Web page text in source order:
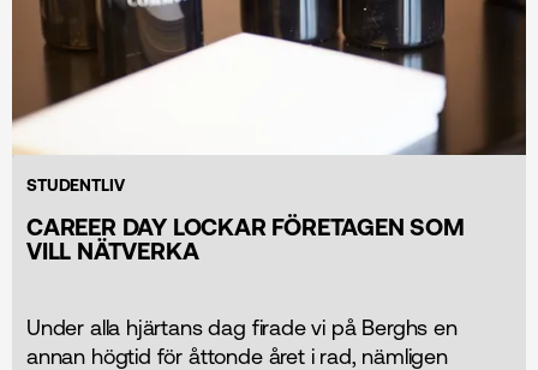
STUDENTLIV
CAREER DAY LOCKAR FÖRETAGEN SOM
VILL NÄTVERKA
Under alla hjärtans dag firade vi på Berghs en
annan högtid för åttonde året i rad, nämligen